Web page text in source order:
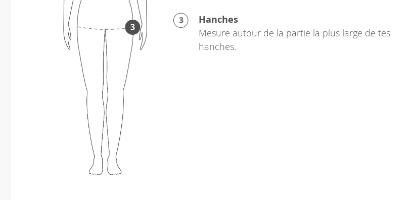
Hanches
Mesure autour de la partie la plus large de tes
hanches.